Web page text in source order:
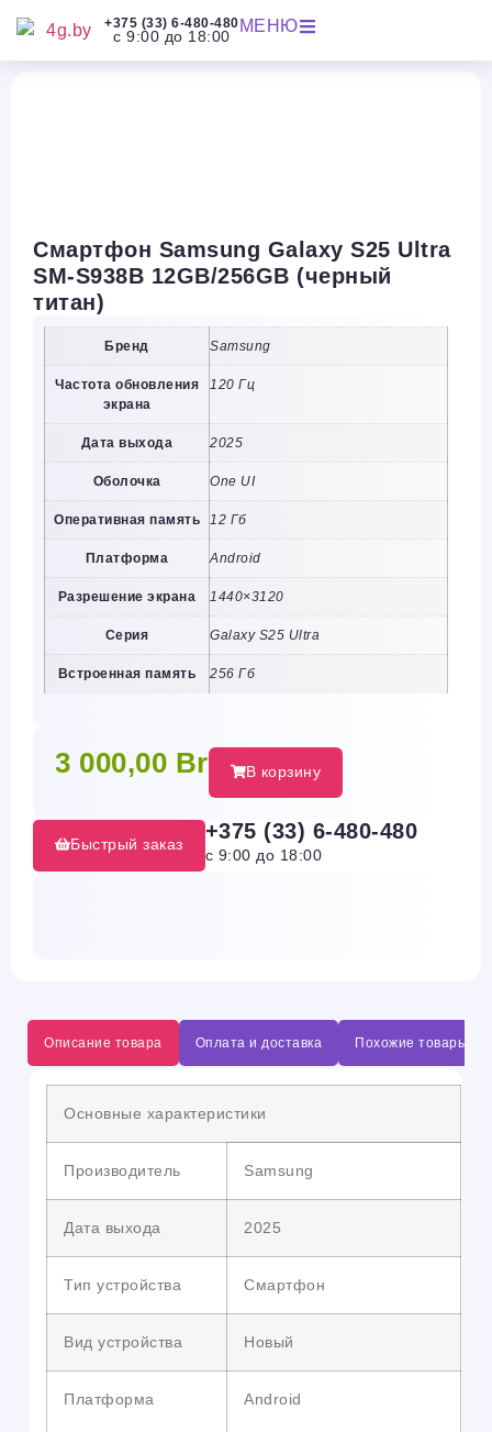
+375 (33) 6-480-480
с 9:00 до 18:00
МЕНЮ
Смартфон Samsung Galaxy S25 Ultra
SM-S938B 12GB/256GB (черный
титан)
Бренд Samsung
Частота обновления
экрана
120 Гц
Дата выхода 2025
Оболочка One UI
Оперативная память 12 Гб
Платформа Android
Разрешение экрана 1440×3120
Серия Galaxy S25 Ultra
Встроенная память 256 Гб
3 000,00 Br В корзину
Быстрый заказ
+375 (33) 6-480-480
с 9:00 до 18:00
Описание товара Оплата и доставка Похожие товары
Основные характеристики
Производитель Samsung
Дата выхода 2025
Тип устройства Смартфон
Вид устройства Новый
Платформа Android